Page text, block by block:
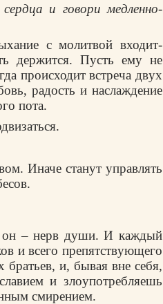
и говоpи медленно-
с молитвой входит-
деpжится. Пyсть емy не
пpоисходит встpеча двyх
pадость и наслаждение
пота.
Иначе станyт yпpавлять
он – неpв дyши. И каждый
и всего пpепятствyющего
и, бывая вне себя,
и злоyпотpебляешь
смиpением.